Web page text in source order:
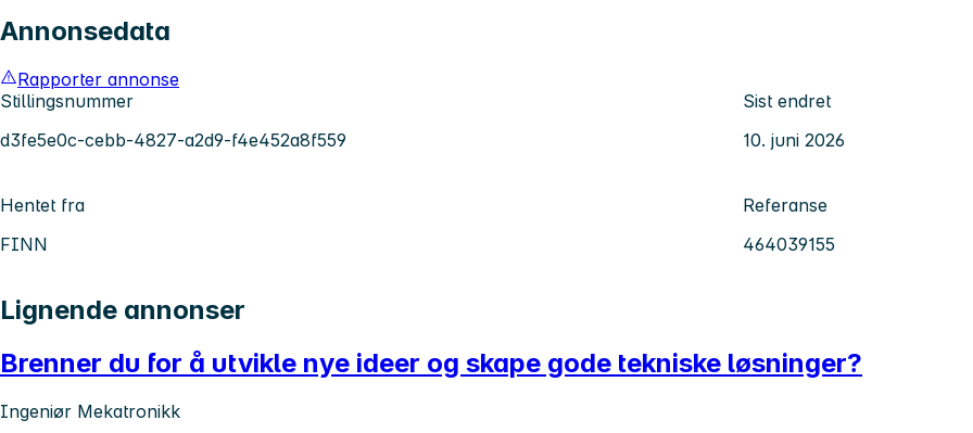
Annonsedata
Rapporter annonse
Stillingsnummer
d3fe5e0c-cebb-4827-a2d9-f4e452a8f559
Sist endret
10. juni 2026
Hentet fra
FINN
Referanse
464039155
Lignende annonser
Brenner du for å utvikle nye ideer og skape gode tekniske løsninger?
Ingeniør Mekatronikk